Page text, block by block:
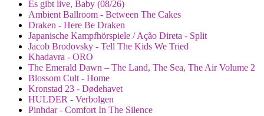
Es gibt live, Baby (08/26)
Ambient Ballroom - Between The Cakes
Draken - Here Be Draken
Japanische Kampfhörspiele / Ação Direta - Split
Jacob Brodovsky - Tell The Kids We Tried
Khadavra - ORO
The Emerald Dawn – The Land, The Sea, The Air Volume 2
Blossom Cult - Home
Kronstad 23 - Dødehavet
HULDER - Verbolgen
Pinhdar - Comfort In The Silence